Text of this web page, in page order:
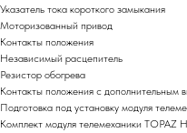
Указатель тока короткого замыкания
Моторизованный привод
Контакты положения
Независимый расцепитель
Резистор обогрева
Контакты положения c дополнительным
Подготовка под установку модуля
Комплект модуля телемеханики TOPAZ